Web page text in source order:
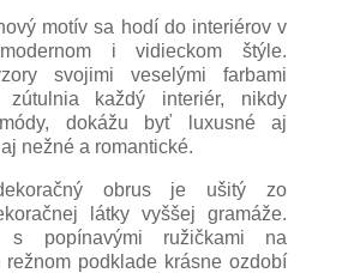
motív sa hodí do interiérov v
i vidieckom štýle.
svojimi veselými farbami
každý interiér, nikdy
dokážu byť luxusné aj
nežné a romantické.
obrus je ušitý zo
látky vyššej gramáže.
s popínavými ružičkami na
režnom podklade krásne ozdobí